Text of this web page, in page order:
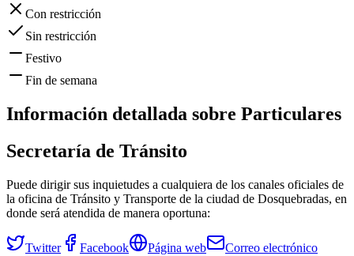
Con restricción
Sin restricción
Festivo
Fin de semana
Información detallada sobre Particulares
Secretaría de Tránsito
Puede dirigir sus inquietudes a cualquiera de los canales oficiales de
la oficina de Tránsito y Transporte de la ciudad de Dosquebradas, en
donde será atendida de manera oportuna:
Twitter Facebook Página web Correo electrónico